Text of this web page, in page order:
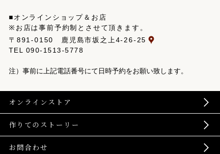
■オンラインショップ＆お店
※お店は事前予約制とさせて頂きます。
〒891-0150 鹿児島市坂之上4-26-25
TEL 090-1513-5778
注）事前に上記電話番号にて日時予約をお願い致します。
オンラインストア
作りてのストーリー
お問合わせ